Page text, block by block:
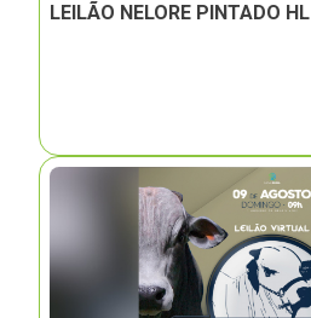
LEILÃO NELORE PINTADO HL